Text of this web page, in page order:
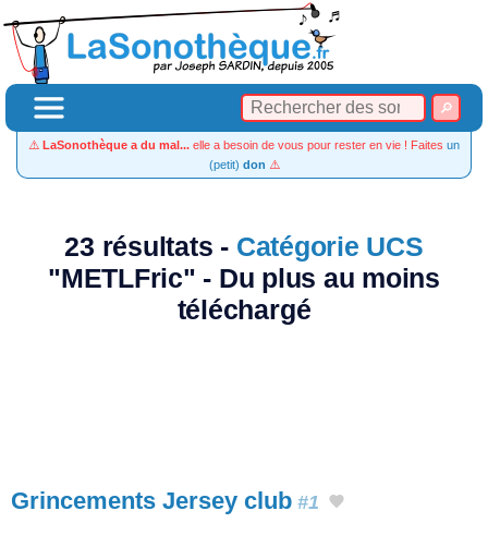
⚠️ LaSonothèque a du mal... elle a besoin de vous pour rester en vie ! Faites un
(petit) don ⚠️
23 résultats - Catégorie UCS
"METLFric" - Du plus au moins
téléchargé
Grincements Jersey club #1